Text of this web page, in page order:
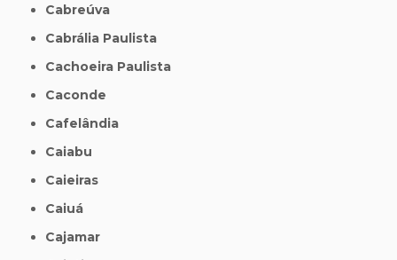
Cabreúva
Cabrália Paulista
Cachoeira Paulista
Caconde
Cafelândia
Caiabu
Caieiras
Caiuá
Cajamar